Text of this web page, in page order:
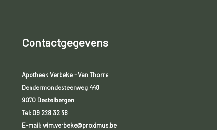
Contactgegevens
Apotheek Verbeke - Van Thorre
Dendermondesteenweg 448
9070 Destelbergen
Tel: 09 228 32 36
E-mail: wim.verbeke@proximus.be